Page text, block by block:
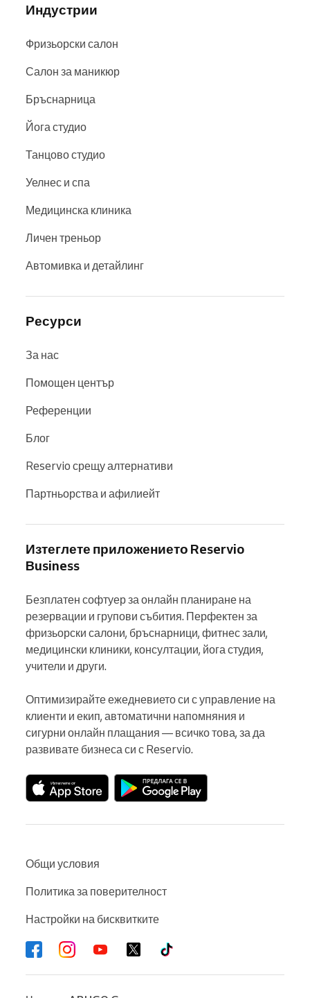
Индустрии
Фризьорски салон
Салон за маникюр
Бръснарница
Йога студио
Танцово студио
Уелнес и спа
Медицинска клиника
Личен треньор
Автомивка и детайлинг
Ресурси
За нас
Помощен център
Референции
Блог
Reservio срещу алтернативи
Партньорства и афилиейт
Изтеглете приложението Reservio
Business
Безплатен софтуер за онлайн планиране на
резервации и групови събития. Перфектен за
фризьорски салони, бръснарници, фитнес зали,
медицински клиники, консултации, йога студия,
учители и други.
Оптимизирайте ежедневието си с управление на
клиенти и екип, автоматични напомняния и
сигурни онлайн плащания — всичко това, за да
развивате бизнеса си с Reservio.
Общи условия
Политика за поверителност
Настройки на бисквитките